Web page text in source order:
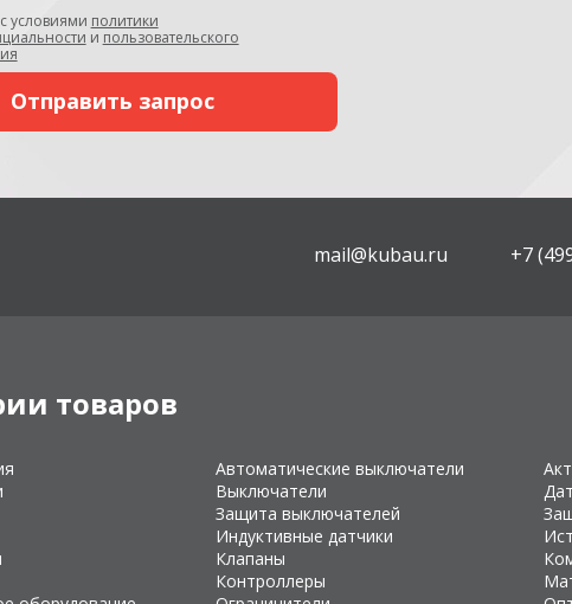
условиями политики
и пользовательского
mail@kubau.ru +7
товаров
Автоматические выключатели
Выключатели
Защита выключателей
Индуктивные датчики
Клапаны
Контроллеры